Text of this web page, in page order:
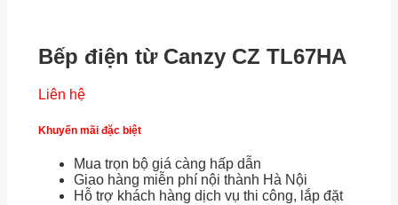
Bếp điện từ Canzy CZ TL67HA
Liên hệ
Khuyến mãi đặc biệt
Mua trọn bộ giá càng hấp dẫn
Giao hàng miễn phí nội thành Hà Nội
Hỗ trợ khách hàng dịch vụ thi công, lắp đặt